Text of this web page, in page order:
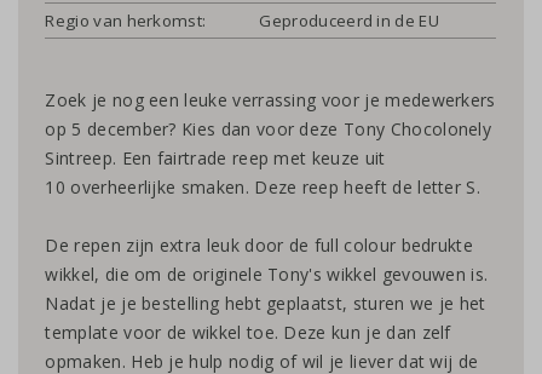
Regio van herkomst:
Geproduceerd in de EU
Zoek je nog een leuke verrassing voor je medewerkers
op 5 december? Kies dan voor deze Tony Chocolonely
Sintreep. Een fairtrade reep met keuze uit
10 overheerlijke smaken. Deze reep heeft de letter S.
De repen zijn extra leuk door de full colour bedrukte
wikkel, die om de originele Tony's wikkel gevouwen is.
Nadat je je bestelling hebt geplaatst, sturen we je het
template voor de wikkel toe. Deze kun je dan zelf
opmaken. Heb je hulp nodig of wil je liever dat wij de